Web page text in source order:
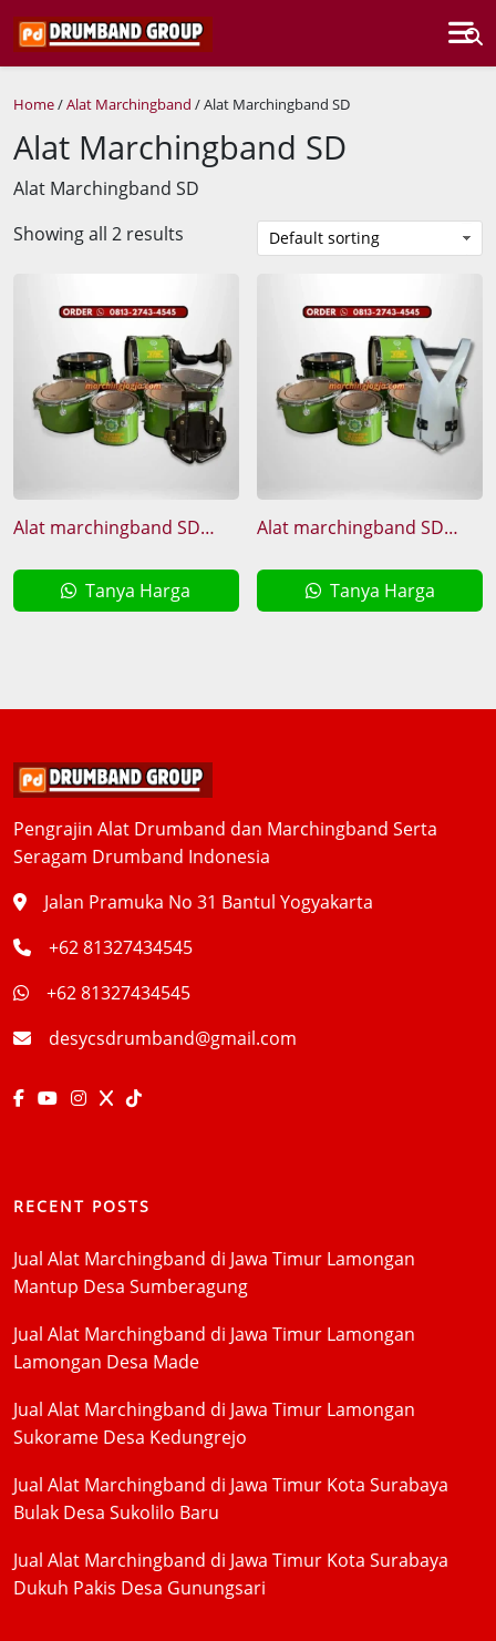
Home/Alat Marchingband / Alat Marchingband SD
Alat Marchingband SD
Alat Marchingband SD
Showing all 2 results
Alat marchingband SD
frame
Tanya Harga
Alat marchingband SD
Tanya Harga
Pengrajin Alat Drumband dan Marchingband Serta
Seragam Drumband Indonesia
Jalan Pramuka No 31 Bantul Yogyakarta
+62 81327434545
+62 81327434545
desycsdrumband@gmail.com
RECENT POSTS
Jual Alat Marchingband di Jawa Timur Lamongan
Mantup Desa Sumberagung
Jual Alat Marchingband di Jawa Timur Lamongan
Lamongan Desa Made
Jual Alat Marchingband di Jawa Timur Lamongan
Sukorame Desa Kedungrejo
Jual Alat Marchingband di Jawa Timur Kota Surabaya
Bulak Desa Sukolilo Baru
Jual Alat Marchingband di Jawa Timur Kota Surabaya
Dukuh Pakis Desa Gunungsari